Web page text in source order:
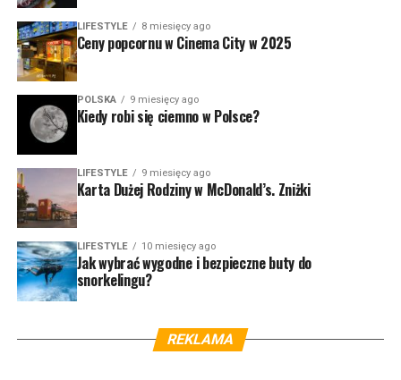
LIFESTYLE 8 miesięcy ago
Ceny popcornu w Cinema City w 2025
POLSKA 9 miesięcy ago
Kiedy robi się ciemno w Polsce?
LIFESTYLE 9 miesięcy ago
Karta Dużej Rodziny w McDonald’s. Zniżki
LIFESTYLE 10 miesięcy ago
Jak wybrać wygodne i bezpieczne buty do
snorkelingu?
REKLAMA